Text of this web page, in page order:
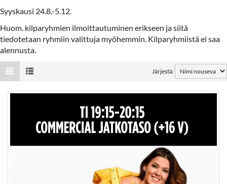
Syyskausi 24.8.-5.12.
Huom. kilparyhmien ilmoittautuminen erikseen ja siitä
tiedotetaan ryhmiin valittuja myöhemmin. Kilparyhmiistä ei saa
alennusta.
Järjestä: